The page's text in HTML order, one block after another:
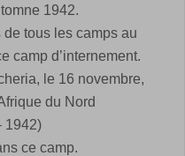
1942.
tous les camps au
camp d’internement.
le 16 novembre,
du Nord
1942)
ce camp.